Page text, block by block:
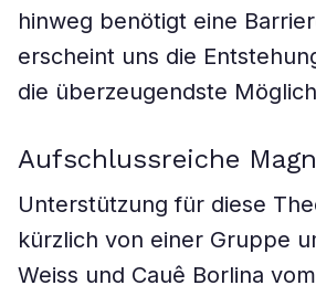
hinweg benötigt eine
erscheint uns die
die überzeugendste
Aufschlussreiche
Unterstützung für diese
kürzlich von einer Gruppe
Weiss und Cauê Borlina vom